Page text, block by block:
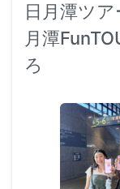
日月潭ツ
月潭
ろ